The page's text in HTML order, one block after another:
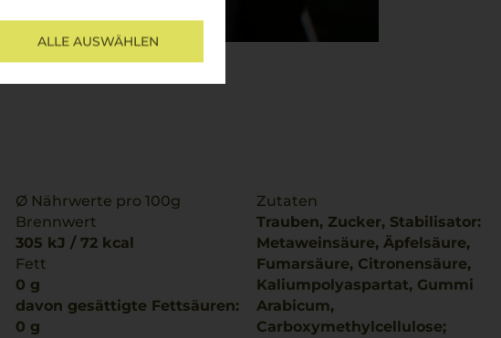
ALLE AUSWÄHLEN
Ø Nährwerte pro 100g
Brennwert
305 kJ / 72 kcal
Fett
0 g
davon gesättigte Fettsäuren:
0 g
Zutaten
Trauben, Zucker, Stabilisator:
Metaweinsäure, Äpfelsäure,
Fumarsäure, Citronensäure,
Kaliumpolyaspartat, Gummi
Arabicum,
Carboxymethylcellulose;